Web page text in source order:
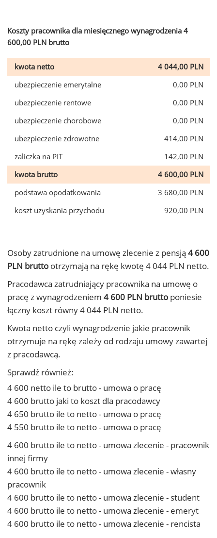
Koszty pracownika dla miesięcznego wynagrodzenia 4
600,00 PLN brutto
kwota netto
4 044,00 PLN
ubezpieczenie emerytalne
0,00 PLN
ubezpieczenie rentowe
0,00 PLN
ubezpieczenie chorobowe
0,00 PLN
ubezpieczenie zdrowotne
414,00 PLN
zaliczka na PIT
142,00 PLN
kwota brutto
4 600,00 PLN
podstawa opodatkowania
3 680,00 PLN
koszt uzyskania przychodu
920,00 PLN
Osoby zatrudnione na umowę zlecenie z pensją 4 600
PLN brutto otrzymają na rękę kwotę 4 044 PLN netto.
Pracodawca zatrudniający pracownika na umowę o
pracę z wynagrodzeniem 4 600 PLN brutto poniesie
łączny koszt równy 4 044 PLN netto.
Kwota netto czyli wynagrodzenie jakie pracownik
otrzymuje na rękę zależy od rodzaju umowy zawartej
z pracodawcą.
Sprawdź również:
4 600 netto ile to brutto - umowa o pracę
4 600 brutto jaki to koszt dla pracodawcy
4 650 brutto ile to netto - umowa o pracę
4 550 brutto ile to netto - umowa o pracę
4 600 brutto ile to netto - umowa zlecenie - pracownik
innej firmy
4 600 brutto ile to netto - umowa zlecenie - własny
pracownik
4 600 brutto ile to netto - umowa zlecenie - student
4 600 brutto ile to netto - umowa zlecenie - emeryt
4 600 brutto ile to netto - umowa zlecenie - rencista